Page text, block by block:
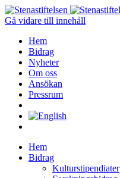
Gå vidare till innehåll
Hem
Bidrag
Nyheter
Om oss
Ansökan
Pressrum
Hem
Bidrag
Kulturstipendiater